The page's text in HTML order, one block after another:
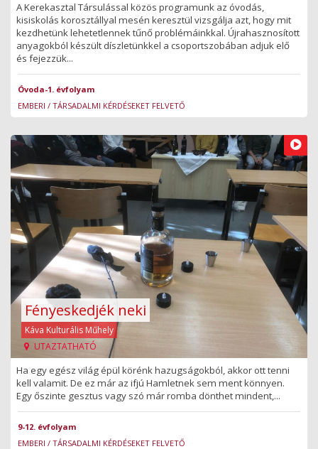
A Kerekasztal Társulással közös programunk az óvodás,
kisiskolás korosztállyal mesén keresztül vizsgálja azt, hogy mit
kezdhetünk lehetetlennek tűnő problémáinkkal. Újrahasznosított
anyagokból készült díszletünkkel a csoportszobában adjuk elő
és fejezzük...
Óvoda-1. évfolyam
EMBERI / TÁRSADALMI KÉRDÉSEKET FELVETŐ
Fényeskedjék neki
Káva Kulturális Műhely
UTAZTATHATÓ
Ha egy egész világ épül körénk hazugságokból, akkor ott tenni
kell valamit. De ez már az ifjú Hamletnek sem ment könnyen.
Egy őszinte gesztus vagy szó már romba dönthet mindent,...
9-12. évfolyam
EMBERI / TÁRSADALMI KÉRDÉSEKET FELVETŐ